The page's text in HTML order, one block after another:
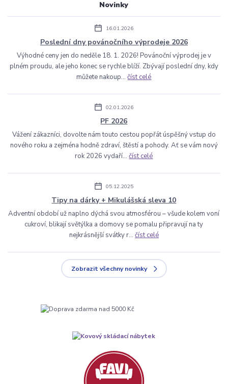
Novinky
16.01.2026
Poslední dny povánočního výprodeje 2026
Výhodné ceny jen do neděle 18. 1. 2026! Povánoční výprodej je v
plném proudu, ale jeho konec se rychle blíží. Zbývají poslední dny, kdy
můžete nakoup...číst celé
02.01.2026
PF 2026
Vážení zákazníci, dovolte nám touto cestou popřát úspěšný vstup do
nového roku a zejména hodně zdraví, štěstí a pohody. Ať se vám nový
rok 2026 vydaří...číst celé
05.12.2025
Tipy na dárky + Mikulášská sleva 10
Adventní období už naplno dýchá svou atmosférou – všude kolem voní
cukroví, blikají světýlka a domovy se pomalu připravují na ty
nejkrásnější svátky r... číst celé
Zobrazit všechny novinky